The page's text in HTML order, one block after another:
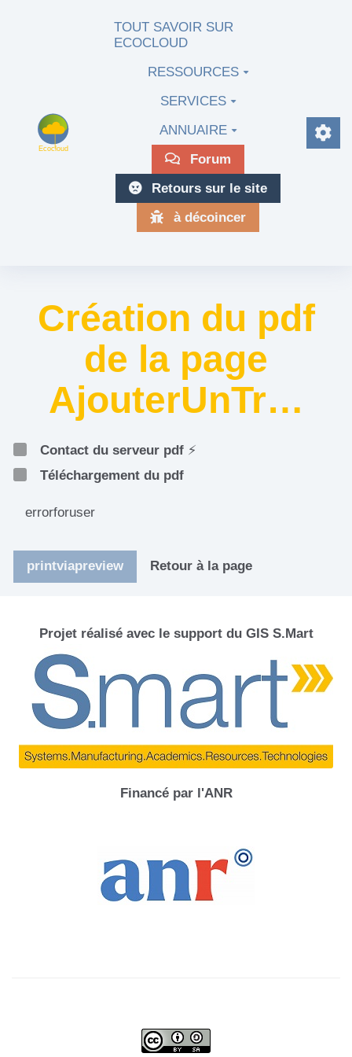
Aller au contenu principal
TOUT SAVOIR SUR
ECOCLOUD
RESSOURCES
SERVICES
ANNUAIRE
Forum
Retours sur le site
à décoincer
Création du pdf
de la page
AjouterUnTr…
Contact du serveur pdf ⚡
Téléchargement du pdf
errorforuser
printviapreview Retour à la page
Projet réalisé avec le support du GIS S.Mart
Financé par l'ANR